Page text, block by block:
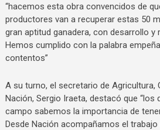
“hacemos esta obra convencidos de
productores van a recuperar estas 50
gran aptitud ganadera, con desarrollo y
Hemos cumplido con la palabra
contentos”
A su turno, el secretario de Agricultura,
Nación, Sergio Iraeta, destacó que “los
campo sabemos la importancia de
Desde Nación acompañamos el